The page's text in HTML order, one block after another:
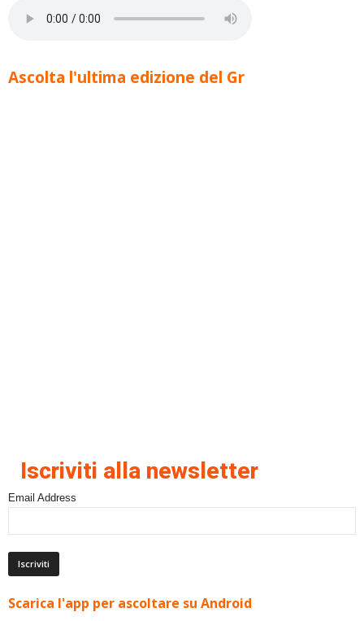
Ascolta l'ultima edizione del Gr
Iscriviti alla newsletter
Email Address
Scarica l'app per ascoltare su Android